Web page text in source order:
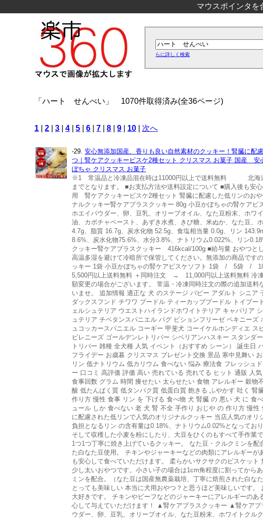
マウスポインタを
らに詳しく検索
「ハート せんべい」 1070件取得済み(全36ページ)
1 |2 |3 |4 |5 |6 |7 |8 |9 10 次へ
-29.安心無添加国産、香りも良い自然素材のクッキー！腎臓に配
つ｜腎ケアクッキービスケ2種セット クリスマス お菓子 国
ぼちゃ クリスマス お菓子
※1 常温品と冷凍品混在時は11000円以上で送料無料 北海道
までとなります。 ■お支払方法や送料設定について ■購入後も安
用 腎ケアクッキービスケ2種セット 腎臓に配慮した低リンのお
ナルクッキー腎ケアプラスクッキー 80g 小豆かぼちゃの腎ケア
ホエイパウダー、卵、豆乳、オリーブオイル、なた豆粉末、ホワ
油、カボチャペースト、あずき水煮、きび糖、米ぬか、なた豆
4.7g、脂質 16.7g、炭水化物 52.5g、食塩相当量 0.0g、リン
8.6%、炭水化物75.6%、水分3.8%、ナトリウム0.022%、リン
クッキー腎ケアプラスクッキー 416kcal/100g ■給与量 おやつと
高温多湿を避けて冷暗所で保管してください。無添加の商品です
ッキー 1袋 小豆かぼちゃの腎ケアビスケソフト 1袋 / 5袋
5,500円以上送料無料 ＋同時注文 → 11,000円以上送料無料 冷
額変更の場合がございます。 常温・冷凍同時注文の際の追加送
いませ。 追加情報 適正な 犬 のステージ パピー アダルト シニ
ダックスフンド チワワ プードル ティーカッププードル トイプ
ェルシュテリア ウエストハイランドホワイトテリア キャバリア
ュテリア チベタンスパニエル パグ ビションフリーゼ ペキニー
ュコッカースパニエル コーギー 甲斐犬 コーイケルホンディエ
ピレニーズ ゴールデンレトリバー シベリアンハスキー スタンダ
トリバー 雑種 全犬種 人気 イベント（おすすめ シーン） 誕生日
フライデー お歳暮 クリスマス プレゼント交換 景品 寒中見舞い
リン 低ナトリウム 低カリウム 食べない 悩み 療法食 フレッシュ
ー 口コミ 高評価 評価 高い 売れている 売れてる ヒット 通販
食事回数 グラム 時間 痩せたい 太らせたい 食物 アレルギー 穀
酸 低たんぱく質 低タンパク質 低蛋白質 飽きる ふやかす 吐く
作り方 慢性 食事 リン を 下げる 食べ物 犬 腎臓 の 悪い 犬 に 食
ュール しか 食べない 老 犬 腎 不全 手作り おじや の 作り方 慢
に配慮された低リンで人気のオリジナルクッキー 当店人気のオ
負担となるリン の含有量は0.18%、ナトリウム0.02%となってお
そして収穫した小麦を粉にしたり、大豆をひくのもすべて手作
1つ1つ丁寧に焼き上げているクッキー。 なた豆・クルクミンを
た白なた豆使用。 チキンやジャーキーなどの肉類にアレルギー
も安心して食べていただけます。 柔らかいサクサクのビスケッ
少し太いおやつです。小さい子の場合は1cm角程度に割ってから
ミンを配合。（なた豆は国産無農薬栽培、丁寧に焙煎された白な
とっても美味しい 本当に犬用おやつ？と思うほど美味しいです
大好きです。 チキンやビーフなどのジャーキーにアレルギーの
心して与えていただけます！ ▲腎ケアプラスクッキー ▲腎ケア
ウダー、卵、豆乳、オリーブオイル、なた豆粉末、ホワイトク